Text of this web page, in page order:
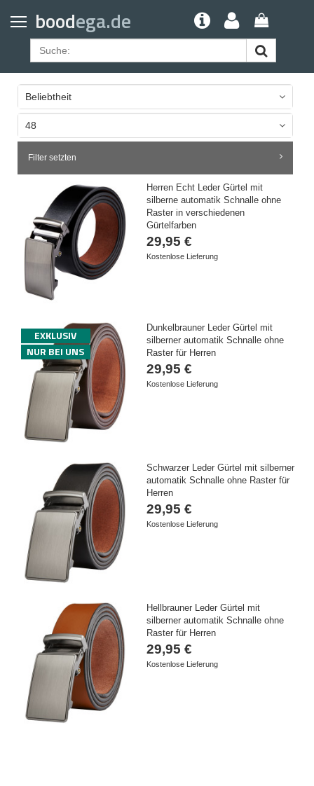
boodega.de
Geldbörsen
Gürtel
Uhrenarmbänder
Apple Watch Armbänder
Samsung Watch Armbänder
Beliebtheit
48
Filter setzten
Herren Echt Leder Gürtel mit
silberne automatik Schnalle ohne
Raster in verschiedenen
Gürtelfarben
29,95 €
Kostenlose Lieferung
EXKLUSIV
NUR BEI UNS
Dunkelbrauner Leder Gürtel mit
silberner automatik Schnalle ohne
Raster für Herren
29,95 €
Kostenlose Lieferung
Schwarzer Leder Gürtel mit silberner
automatik Schnalle ohne Raster für
Herren
29,95 €
Kostenlose Lieferung
Hellbrauner Leder Gürtel mit
silberner automatik Schnalle ohne
Raster für Herren
29,95 €
Kostenlose Lieferung